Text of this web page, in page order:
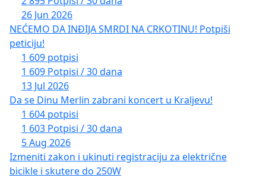
26 Jun 2026
NEĆEMO DA INĐIJA SMRDI NA CRKOTINU! Potpiši
peticiju!
1 609 potpisi
1 609 Potpisi / 30 dana
13 Jul 2026
Da se Dinu Merlin zabrani koncert u Kraljevu!
1 604 potpisi
1 603 Potpisi / 30 dana
5 Aug 2026
Izmeniti zakon i ukinuti registraciju za električne
bicikle i skutere do 250W